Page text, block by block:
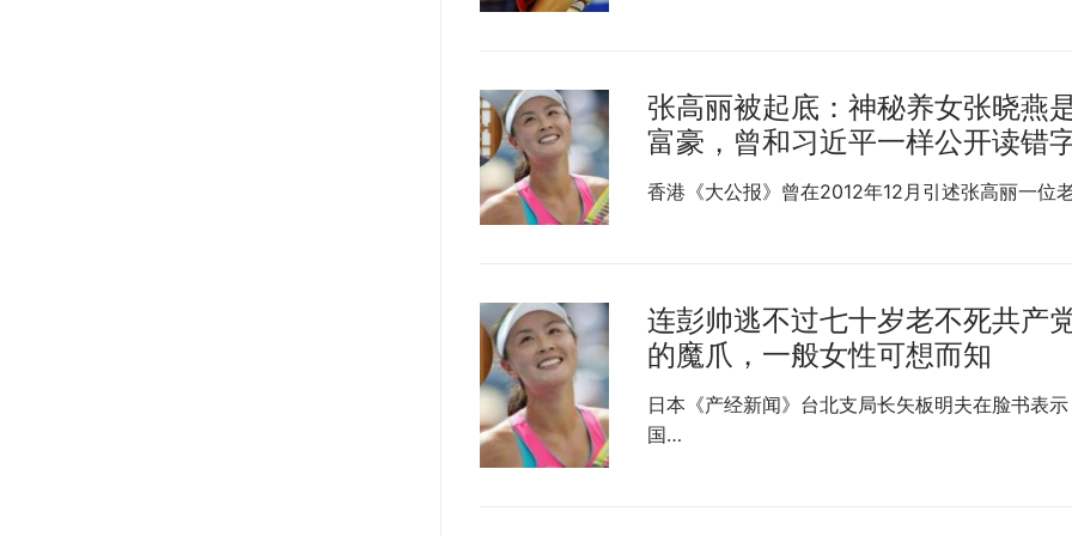
张高丽被起底：神秘养女张晓燕
富豪，曾和习近平一样公开读错
香港《大公报》曾在2012年12月引述张高丽一位
连彭帅逃不过七十岁老不死共产
的魔爪，一般女性可想而知
日本《产经新闻》台北支局长矢板明夫在脸书表示
国…